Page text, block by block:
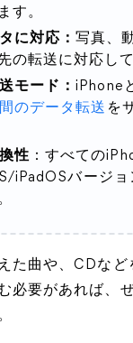
す。
に対応：写真、
の転送に対応し
モード：iPhone
のデータ転送 を
性 ：すべての
iPadOSバージョ
た曲や、CDなど
必要があれば、